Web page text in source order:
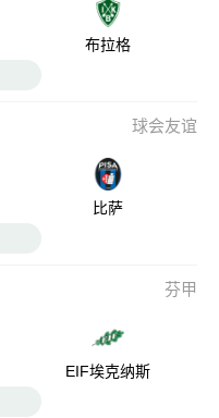
布拉格
球会友谊
比萨
芬甲
EIF埃克纳斯